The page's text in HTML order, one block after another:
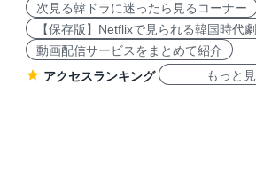
次見る韓ドラに迷ったら見るコーナー
【保存版】Netflixで見られる韓国時代
動画配信サービスをまとめて紹介
アクセスランキング
もっと見